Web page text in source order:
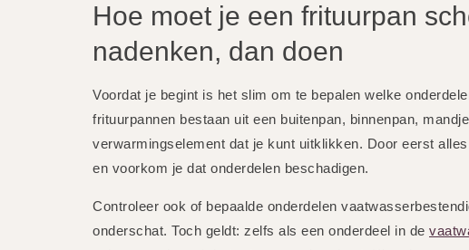
Hoe moet je een frituurpan
nadenken, dan doen
Voordat je begint is het slim om te bepalen welke
frituurpannen bestaan uit een buitenpan, binnenpan,
verwarmingselement dat je kunt uitklikken. Door eerst
en voorkom je dat onderdelen beschadigen.
Controleer ook of bepaalde onderdelen
onderschat. Toch geldt: zelfs als een onderdeel in de